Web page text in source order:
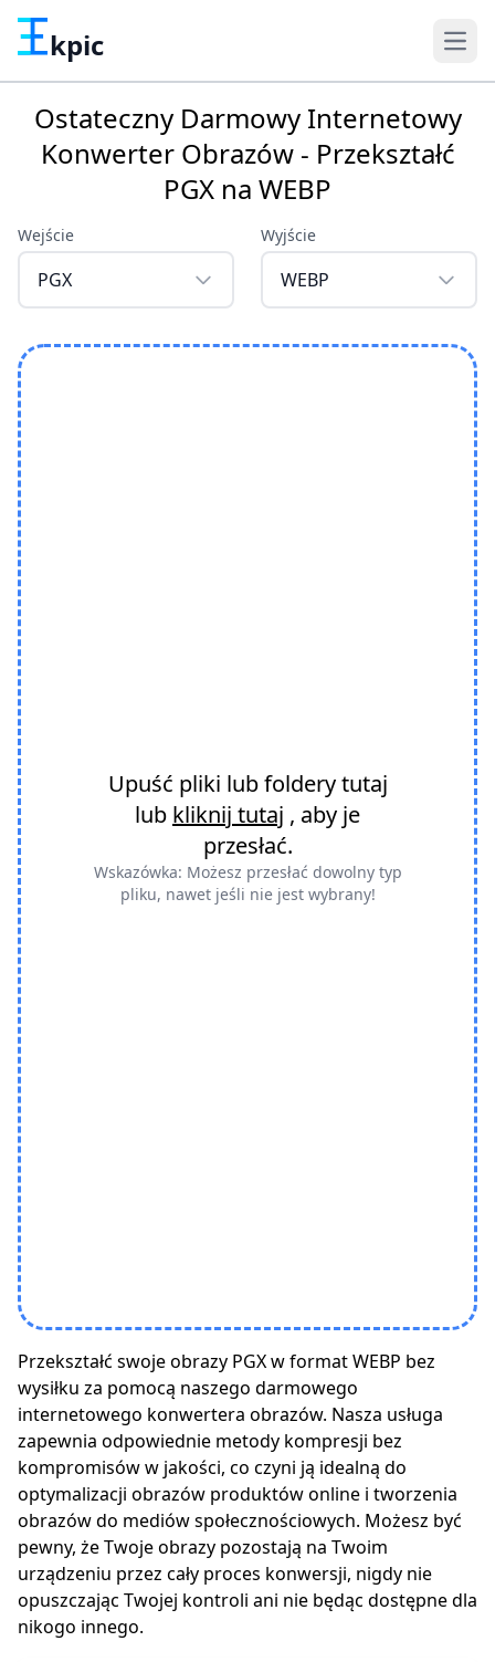
kpic
Ostateczny Darmowy Internetowy
Konwerter Obrazów - Przekształć
PGX na WEBP
Wejście
PGX
Wyjście
WEBP
Upuść pliki lub foldery tutaj
lub kliknij tutaj , aby je
przesłać.
Wskazówka: Możesz przesłać dowolny typ
pliku, nawet jeśli nie jest wybrany!
Przekształć swoje obrazy PGX w format WEBP bez
wysiłku za pomocą naszego darmowego
internetowego konwertera obrazów. Nasza usługa
zapewnia odpowiednie metody kompresji bez
kompromisów w jakości, co czyni ją idealną do
optymalizacji obrazów produktów online i tworzenia
obrazów do mediów społecznościowych. Możesz być
pewny, że Twoje obrazy pozostają na Twoim
urządzeniu przez cały proces konwersji, nigdy nie
opuszczając Twojej kontroli ani nie będąc dostępne dla
nikogo innego.